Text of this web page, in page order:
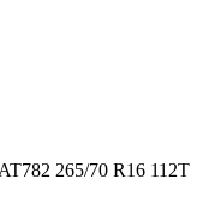
265/70 R16 112T